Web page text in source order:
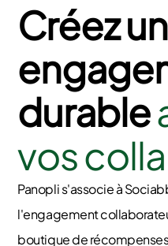
Créez un
durable
vos
Panopli s'associe à
l'engagement
boutique de